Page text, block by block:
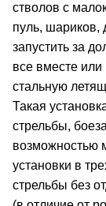
стволов с
пуль, шариков,
запустить за
все вместе
стальную
Такая
стрельбы,
возможностью
установки в
стрельбы без